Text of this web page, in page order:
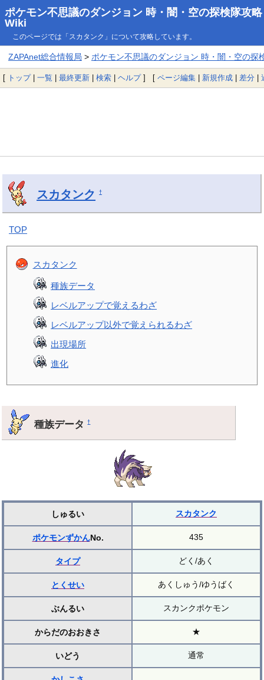
ポケモン不思議のダンジョン 時・闇・空の探検隊攻略
Wiki
このページでは「スカタンク」について攻略しています。
ZAPAnet総合情報局 > ポケモン不思議のダンジョン 時・闇・空の探
[ トップ| 一覧 | 最終更新 | 検索 | ヘルプ] [ ページ編集 | 新規作成 | 差分 |
スカタンク †
TOP
スカタンク
種族データ
レベルアップで覚えるわざ
レベルアップ以外で覚えられるわざ
出現場所
進化
種族データ†
しゅるい スカタンク
ポケモンずかんNo. 435
タイプ どく/あく
とくせい あくしゅう/ゆうばく
ぶんるい スカンクポケモン
からだのおおきさ ★
いどう 通常